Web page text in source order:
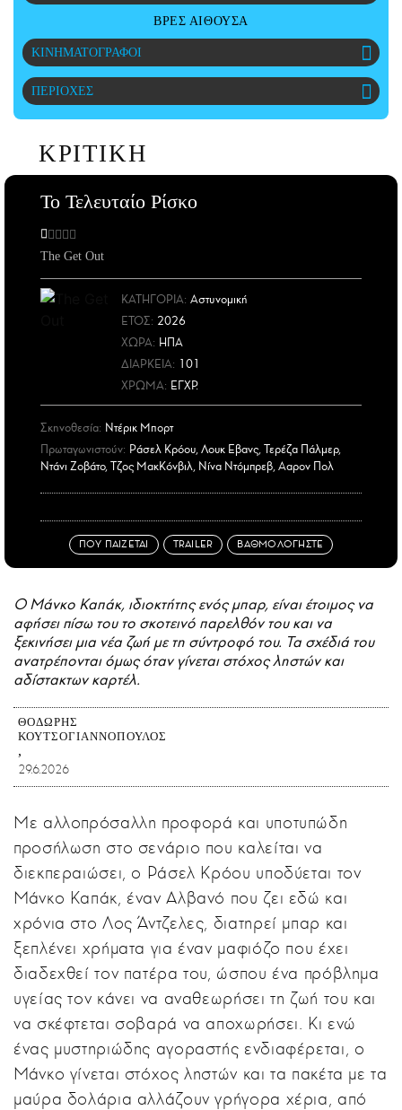
ΑΜΠΑ
PRINT
ΒΡΕΣ ΑΙΘΟΥΣΑ
ΚΙΝΗΜΑΤΟΓΡΑΦΟΙ
ΠΕΡΙΟΧΕΣ
ΚΡΙΤΙΚΗ
Το Τελευταίο Ρίσκο
The Get Out
ΚΑΤΗΓΟΡΙΑ: Αστυνομική
ΕΤΟΣ: 2026
ΧΩΡΑ: ΗΠΑ
ΔΙΑΡΚΕΙΑ: 101
ΧΡΩΜΑ: ΕΓΧΡ.
Σκηνοθεσία: Ντέρικ Μπορτ
Πρωταγωνιστούν: Ράσελ Κρόου, Λουκ Εβανς, Τερέζα Πάλμερ,
Ντάνι Ζοβάτο, Τζος ΜακΚόνβιλ, Νίνα Ντόμπρεβ, Ααρον Πολ
ΠΟΥ ΠΑΙΖΕΤΑΙ TRAILER ΒΑΘΜΟΛΟΓΗΣΤΕ
Ο Μάνκο Καπάκ, ιδιοκτήτης ενός μπαρ, είναι έτοιμος να
αφήσει πίσω του το σκοτεινό παρελθόν του και να
ξεκινήσει μια νέα ζωή με τη σύντροφό του. Τα σχέδιά του
ανατρέπονται όμως όταν γίνεται στόχος ληστών και
αδίστακτων καρτέλ.
ΘΟΔΩΡΉΣ
ΚΟΥΤΣΟΓΙΑΝΝΌΠΟΥΛΟΣ
29.6.2026
Με αλλοπρόσαλλη προφορά και υποτυπώδη
προσήλωση στο σενάριο που καλείται να
διεκπεραιώσει, ο Ράσελ Κρόου υποδύεται τον
Μάνκο Καπάκ, έναν Αλβανό που ζει εδώ και
χρόνια στο Λος Άντζελες, διατηρεί μπαρ και
ξεπλένει χρήματα για έναν μαφιόζο που έχει
διαδεχθεί τον πατέρα του, ώσπου ένα πρόβλημα
υγείας τον κάνει να αναθεωρήσει τη ζωή του και
να σκέφτεται σοβαρά να αποχωρήσει. Κι ενώ
ένας μυστηριώδης αγοραστής ενδιαφέρεται, ο
Μάνκο γίνεται στόχος ληστών και τα πακέτα με τα
μαύρα δολάρια αλλάζουν γρήγορα χέρια, από